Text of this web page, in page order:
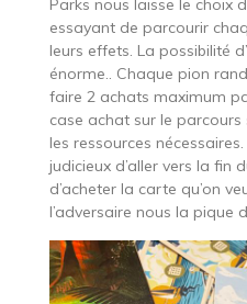
Parks nous laisse le choix
essayant de parcourir
leurs effets. La possibilité
énorme.. Chaque pion
faire 2 achats maximum
case achat sur le
les ressources
judicieux d’aller vers la fin
d’acheter la carte qu’on
l’adversaire nous la pique